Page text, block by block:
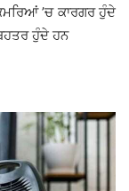
’ਚ ਕਾਰਗਰ ਹੁੰਦੇ
ਹੁੰਦੇ ਹਨ